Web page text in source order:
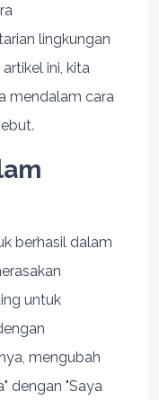
lingkungan
ini, kita
mendalam cara
berhasil dalam
untuk
mengubah
dengan "Saya